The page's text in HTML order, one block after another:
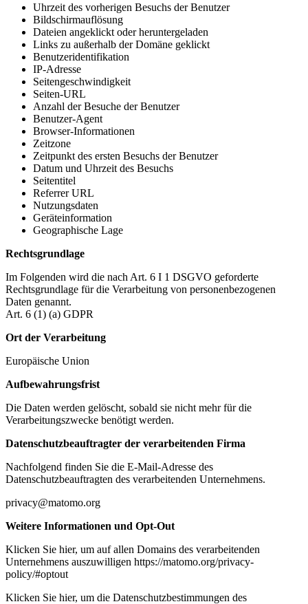
Uhrzeit des vorherigen Besuchs der Benutzer
Bildschirmauflösung
Dateien angeklickt oder heruntergeladen
Links zu außerhalb der Domäne geklickt
Benutzeridentifikation
IP-Adresse
Seitengeschwindigkeit
Seiten-URL
Anzahl der Besuche der Benutzer
Benutzer-Agent
Browser-Informationen
Zeitzone
Zeitpunkt des ersten Besuchs der Benutzer
Datum und Uhrzeit des Besuchs
Seitentitel
Referrer URL
Nutzungsdaten
Geräteinformation
Geographische Lage
Rechtsgrundlage
Im Folgenden wird die nach Art. 6 I 1 DSGVO geforderte
Rechtsgrundlage für die Verarbeitung von personenbezogenen
Daten genannt.
Art. 6 (1) (a) GDPR
Ort der Verarbeitung
Europäische Union
Aufbewahrungsfrist
Die Daten werden gelöscht, sobald sie nicht mehr für die
Verarbeitungszwecke benötigt werden.
Datenschutzbeauftragter der verarbeitenden Firma
Nachfolgend finden Sie die E-Mail-Adresse des
Datenschutzbeauftragten des verarbeitenden Unternehmens.
privacy@matomo.org
Weitere Informationen und Opt-Out
Klicken Sie hier, um auf allen Domains des verarbeitenden
Unternehmens auszuwilligen https://matomo.org/privacy-
policy/#optout
Klicken Sie hier, um die Datenschutzbestimmungen des